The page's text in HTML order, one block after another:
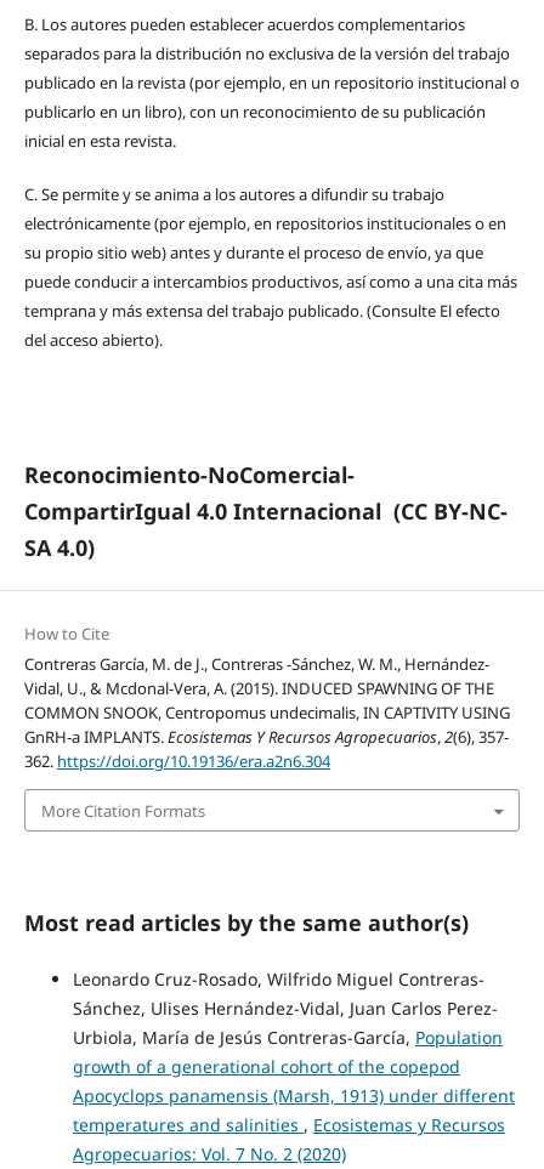
B. Los autores pueden establecer acuerdos complementarios
separados para la distribución no exclusiva de la versión del trabajo
publicado en la revista (por ejemplo, en un repositorio institucional o
publicarlo en un libro), con un reconocimiento de su publicación
inicial en esta revista.
C.Se permite y se anima a los autores a difundir su trabajo
electrónicamente (por ejemplo, en repositorios institucionales o en
su propio sitio web) antes y durante el proceso de envío, ya que
puede conducir a intercambios productivos, así como a una cita más
temprana y más extensa del trabajo publicado. (Consulte El efecto
del acceso abierto).
Reconocimiento-NoComercial-
CompartirIgual 4.0 Internacional (CC BY-NC-
SA 4.0)
How to Cite
Contreras García, M. de J., Contreras -Sánchez, W. M., Hernández-
Vidal, U., & Mcdonal-Vera, A. (2015). INDUCED SPAWNING OF THE
COMMON SNOOK, Centropomus undecimalis, IN CAPTIVITY USING
GnRH-a IMPLANTS.Ecosistemas Y Recursos Agropecuarios,2(6), 357-
362. https://doi.org/10.19136/era.a2n6.304
More Citation Formats
Most read articles by the same author(s)
Leonardo Cruz-Rosado, Wilfrido Miguel Contreras-
Sánchez, Ulises Hernández-Vidal, Juan Carlos Perez-
Urbiola, María de Jesús Contreras-García, Population
growth of a generational cohort of the copepod
Apocyclops panamensis (Marsh, 1913) under different
temperatures and salinities , Ecosistemas y Recursos
Agropecuarios: Vol. 7 No. 2 (2020)